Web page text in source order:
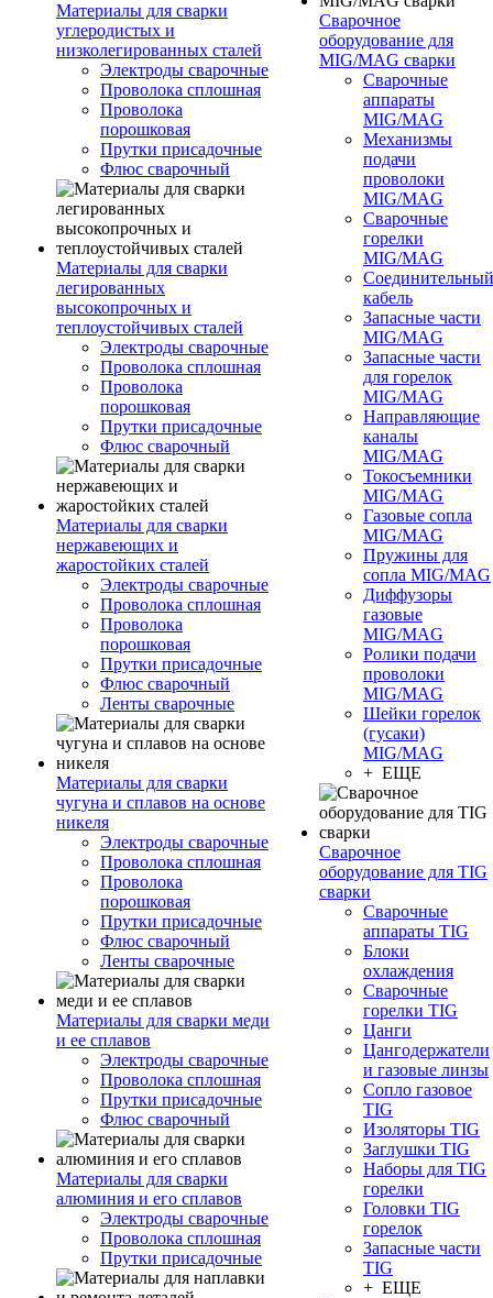
Материалы для сварки
углеродистых и
низколегированных сталей
Электроды сварочные
Проволока сплошная
Проволока
порошковая
Прутки присадочные
Флюс сварочный
Материалы для сварки
легированных
высокопрочных и
теплоустойчивых сталей
Электроды сварочные
Проволока сплошная
Проволока
порошковая
Прутки присадочные
Флюс сварочный
Материалы для сварки
нержавеющих и
жаростойких сталей
Электроды сварочные
Проволока сплошная
Проволока
порошковая
Прутки присадочные
Флюс сварочный
Ленты сварочные
Материалы для сварки
чугуна и сплавов на основе
никеля
Электроды сварочные
Проволока сплошная
Проволока
порошковая
Прутки присадочные
Флюс сварочный
Ленты сварочные
Материалы для сварки меди
и ее сплавов
Электроды сварочные
Проволока сплошная
Прутки присадочные
Флюс сварочный
Материалы для сварки
алюминия и его сплавов
Электроды сварочные
Проволока сплошная
Прутки присадочные
Сварочное
оборудование для
MIG/MAG сварки
Сварочные
аппараты
MIG/MAG
Механизмы
подачи
проволоки
MIG/MAG
Сварочные
горелки
MIG/MAG
Соединительный
кабель
Запасные части
MIG/MAG
Запасные части
для горелок
MIG/MAG
Направляющие
каналы
MIG/MAG
Токосъемники
MIG/MAG
Газовые сопла
MIG/MAG
Пружины для
сопла MIG/MAG
Диффузоры
газовые
MIG/MAG
Ролики подачи
проволоки
MIG/MAG
Шейки горелок
(гусаки)
MIG/MAG
+ ЕЩЕ
Сварочное
оборудование для TIG
сварки
Сварочные
аппараты TIG
Блоки
охлаждения
Сварочные
горелки TIG
Цанги
Цангодержатели
и газовые линзы
Сопло газовое
TIG
Изоляторы TIG
Заглушки TIG
Наборы для TIG
горелки
Головки TIG
горелок
Запасные части
TIG
+ ЕЩЕ